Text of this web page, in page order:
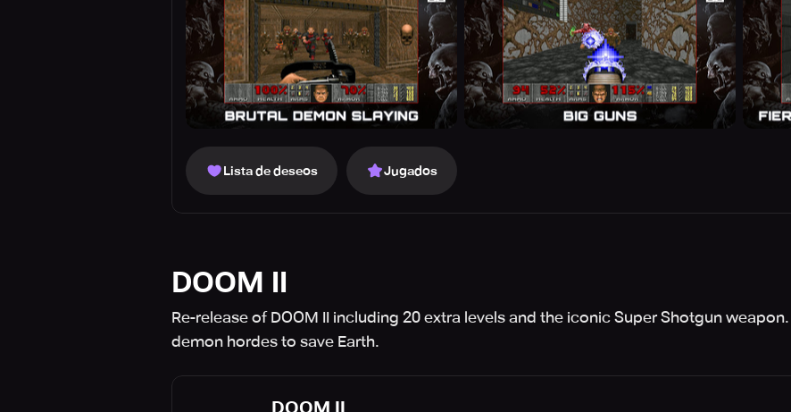
Lista de deseos Jugados
DOOM II
Re-release of DOOM II including 20 extra levels and the iconic Super Shotgun
demon hordes to save Earth.
DOOM II